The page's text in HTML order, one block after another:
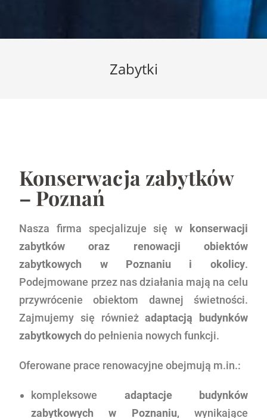
Zabytki
Konserwacja zabytków
– Poznań
Nasza firma specjalizuje się w konserwacji
zabytków oraz renowacji obiektów
zabytkowych w Poznaniu i okolicy.
Podejmowane przez nas działania mają na celu
przywrócenie obiektom dawnej świetności.
Zajmujemy się równieżadaptacją budynków
zabytkowych do pełnienia nowych funkcji.
Oferowane prace renowacyjne obejmują m.in.:
kompleksowe adaptacje budynków
zabytkowych w Poznaniu, wynikające